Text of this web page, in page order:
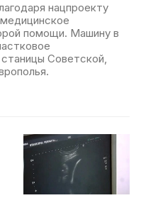
нацпроекту
помощи. Машину в
Советской,